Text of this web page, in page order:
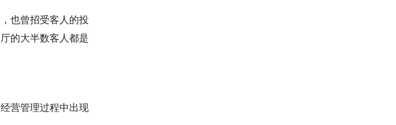
也曾招受客人的投
的大半数客人都是
营管理过程中出现